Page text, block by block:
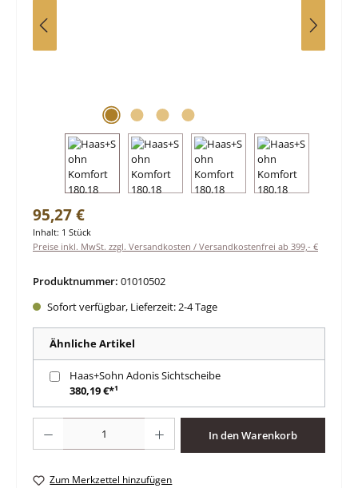
Regulärer Preis:
95,27 €
Inhalt: 1 Stück
Preise inkl. MwSt. zzgl. Versandkosten / Versandkostenfrei ab 399,- €
Produktnummer: 01010502
Sofort verfügbar, Lieferzeit: 2-4 Tage
Ähnliche Artikel
Haas+Sohn Adonis Sichtscheibe
380,19 €*¹
In den Warenkorb
Zum Merkzettel hinzufügen